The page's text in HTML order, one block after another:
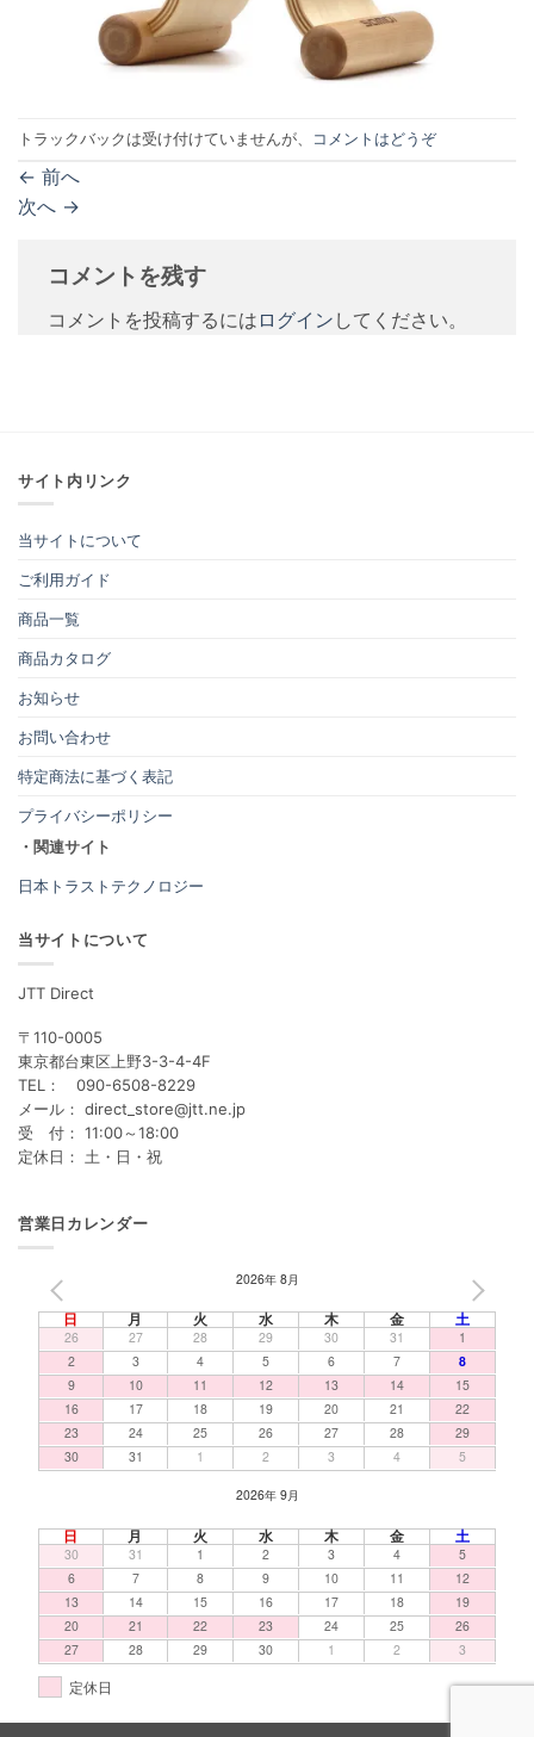
トラックバックは受け付けていませんが、 コメントはどうぞ
← 前へ
次へ →
コメントを残す
コメントを投稿するには ログイン してください。
サイト内リンク
当サイトについて
ご利用ガイド
商品一覧
商品カタログ
お知らせ
お問い合わせ
特定商法に基づく表記
プライバシーポリシー
・関連サイト
日本トラストテクノロジー
当サイトについて
JTT Direct
〒110-0005
東京都台東区上野3-3-4-4F
TEL： 090-6508-8229
メール： direct_store@jtt.ne.jp
受 付： 11:00～18:00
定休日： 土・日・祝
営業日カレンダー
2026年 8月
日 月 火 水 木 金 土
26 27 28 29 30 31
1
2
3 4 5 6 7
8
9
10 11 12 13 14
15
16
17 18 19 20 21
22
23
24 25 26 27 28
29
30
31 1 2 3 4 5
2026年 9月
日 月 火 水 木 金 土
30 31 1 2 3 4
5
6
7 8 9 10 11
12
13
14 15 16 17 18
19
20
21 22 23 24 25
26
27
28 29 30 1 2 3
定休日